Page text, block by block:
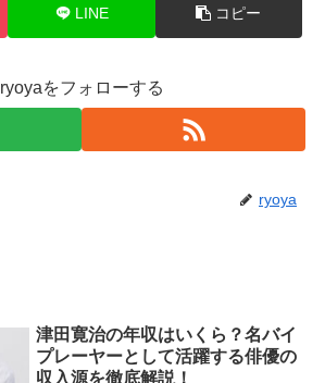
LINE コピー
ryoyaをフォローする
ryoya
津田寛治の年収はいくら？名バイ
プレーヤーとして活躍する俳優の
収入源を徹底解説！